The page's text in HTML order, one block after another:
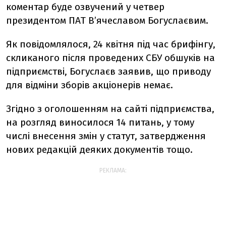
коментар буде озвучений у четвер
президентом ПАТ В’ячеславом Богуслаєвим.
Як повідомлялося, 24 квітня під час брифінгу,
скликаного після проведених СБУ обшуків на
підприємстві, Богуслаєв заявив, що приводу
для відміни зборів акціонерів немає.
Згідно з оголошенням на сайті підприємства,
на розгляд виносилося 14 питань, у тому
числі внесення змін у статут, затвердження
нових редакцій деяких документів тощо.
РЕКЛАМА: